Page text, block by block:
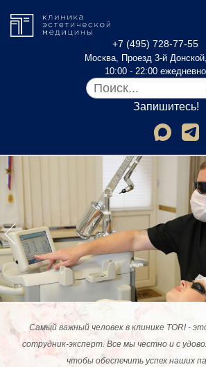
+7 (495) 728-77-55
Москва, Проезд 3-й
10:00 - 22:00 ежедневно
Запишитесь!
Самый важный человек в клинике TORI -
сотрудник-эксперт. Все мы честно и с
чтобы обеспечить успех наших